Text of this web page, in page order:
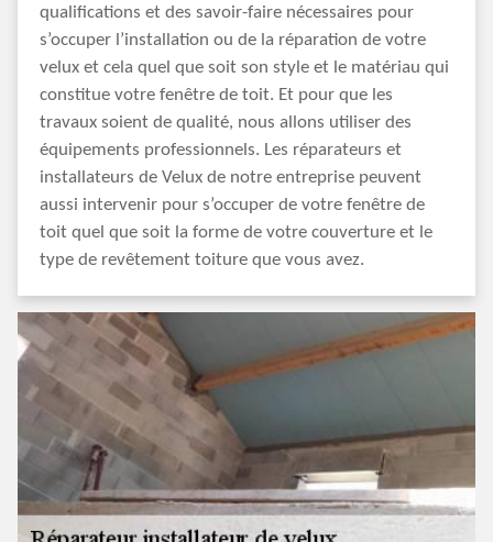
qualifications et des savoir-faire nécessaires pour
s’occuper l’installation ou de la réparation de votre
velux et cela quel que soit son style et le matériau qui
constitue votre fenêtre de toit. Et pour que les
travaux soient de qualité, nous allons utiliser des
équipements professionnels. Les réparateurs et
installateurs de Velux de notre entreprise peuvent
aussi intervenir pour s’occuper de votre fenêtre de
toit quel que soit la forme de votre couverture et le
type de revêtement toiture que vous avez.